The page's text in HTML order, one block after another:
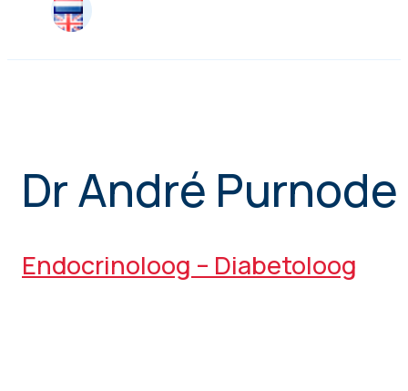
Dr André Purnode
Endocrinoloog – Diabetoloog